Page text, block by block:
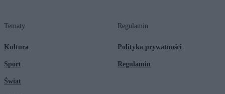
Tematy
Kultura
Sport
Świat
Regulamin
Polityka prywatności
Regulamin